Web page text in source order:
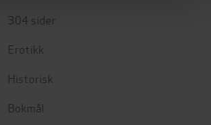
304 sider
Erotikk
Historisk
Bokmål